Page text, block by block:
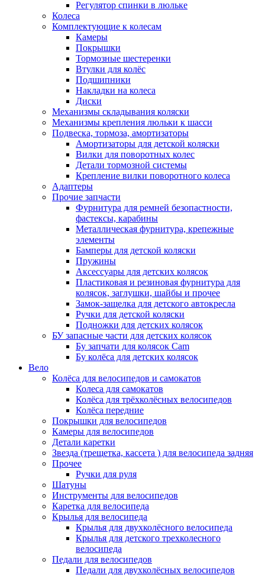
Регулятор спинки в люльке
Колеса
Комплектующие к колесам
Камеры
Покрышки
Тормозные шестеренки
Втулки для колёс
Подшипники
Накладки на колеса
Диски
Механизмы складывания коляски
Механизмы крепления люльки к шасси
Подвеска, тормоза, амортизаторы
Амортизаторы для детской коляски
Вилки для поворотных колес
Детали тормозной системы
Крепление вилки поворотного колеса
Адаптеры
Прочие запчасти
Фурнитура для ремней безопастности,
фастексы, карабины
Металлическая фурнитура, крепежные
элементы
Бамперы для детской коляски
Пружины
Аксессуары для детских колясок
Пластиковая и резиновая фурнитура для
колясок, заглушки, шайбы и прочее
Замок-защелка для детского автокресла
Ручки для детской коляски
Подножки для детских колясок
БУ запасные части для детских колясок
Бу запчати для колясок Cam
Бу колёса для детских колясок
Вело
Колёса для велосипедов и самокатов
Колеса для самокатов
Колёса для трёхколёсных велосипедов
Колёса передние
Покрышки для велосипедов
Камеры для велосипедов
Детали каретки
Звезда (трещетка, кассета ) для велосипеда задняя
Прочее
Ручки для руля
Шатуны
Инструменты для велосипедов
Каретка для велосипеда
Крылья для велосипеда
Крылья для двухколёсного велосипеда
Крылья для детского трехколесного
велосипеда
Педали для велосипедов
Педали для двухколёсных велосипедов